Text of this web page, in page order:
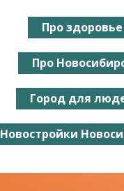
Про здоровье
Про
Город для
Новостройки